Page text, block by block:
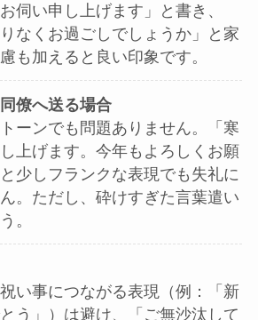
伺い申し上げます」と書き、
りなくお過ごしでしょうか」と家
も加えると良い印象です。
僚へ送る場合
ーンでも問題ありません。「寒
上げます。今年もよろしくお願
少しフランクな表現でも失礼に
。ただし、砕けすぎた言葉遣い
。
い事につながる表現（例：「新
う」）は避け、「ご無沙汰して